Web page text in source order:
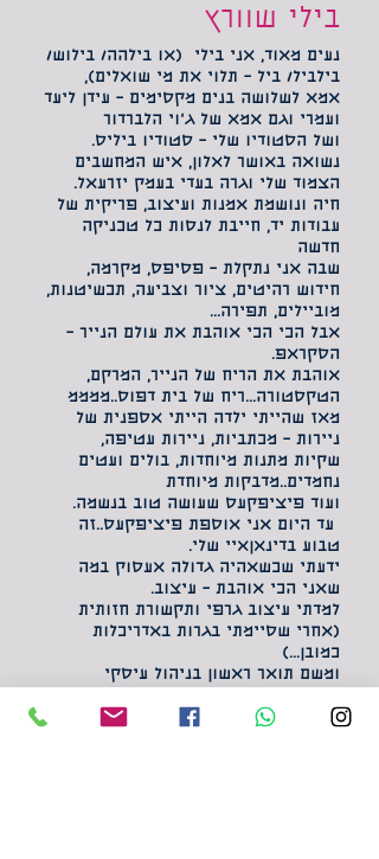
בילי שוורץ
נעים מאוד, אני בילי (או בילהה/ בילוש/
בילביל/ ביל – תלוי את מי שואלים),
אמא לשלושה בנים מקסימים – עידן ליעד
ועמרי וגם אמא של ג'וי הלברדור
ושל הסטודיו שלי – סטודיו ביליס.
נשואה באושר לאלון, איש המחשבים
הצמוד שלי וגרה בעדי בעמק יזרעאל.
חיה ונושמת אמנות ועיצוב, פריקית של
עבודות יד, חייבת לנסות כל טכניקה
חדשה
שבה אני נתקלת – פסיפס, מקרמה,
חידוש רהיטים, ציור וצביעה, תכשיטנות,
מוביילים, תפירה...
אבל הכי הכי אוהבת את עולם הנייר –
הסקראפ.
אוהבת את הריח של הנייר, המרקם,
הטקסטורה...ריח של בית דפוס..ממממ
מאז שהייתי ילדה הייתי אספנית של
ניירות – מכתביות, ניירות עטיפה,
שקיות מתנות מיוחדות, בולים ועטים
נחמדים..מדבקות מיוחדת
ועוד פיציפקעס שעושה טוב בנשמה.
עד היום אני אוספת פיציפקעס..זה
טבוע בדינאןאיי שלי.
ידעתי שכשאהיה גדולה אעסוק במה
שאני הכי אוהבת – עיצוב.
למדתי עיצוב גרפי ותקשורת חזותית
(אחרי שסיימתי בגרות באדריכלות
כמובן...)
ומשם תואר ראשון בניהול עיסקי
טובות מחיי).